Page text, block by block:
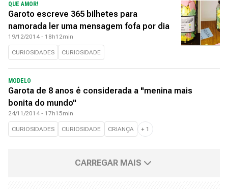
QUE AMOR!
Garoto escreve 365 bilhetes para
namorada ler uma mensagem fofa por dia
19/12/2014 - 18h12min
CURIOSIDADES CURIOSIDADE
MODELO
Garota de 8 anos é considerada a "menina mais
bonita do mundo"
24/11/2014 - 17h15min
CURIOSIDADES CURIOSIDADE CRIANÇA + 1
CARREGAR MAIS